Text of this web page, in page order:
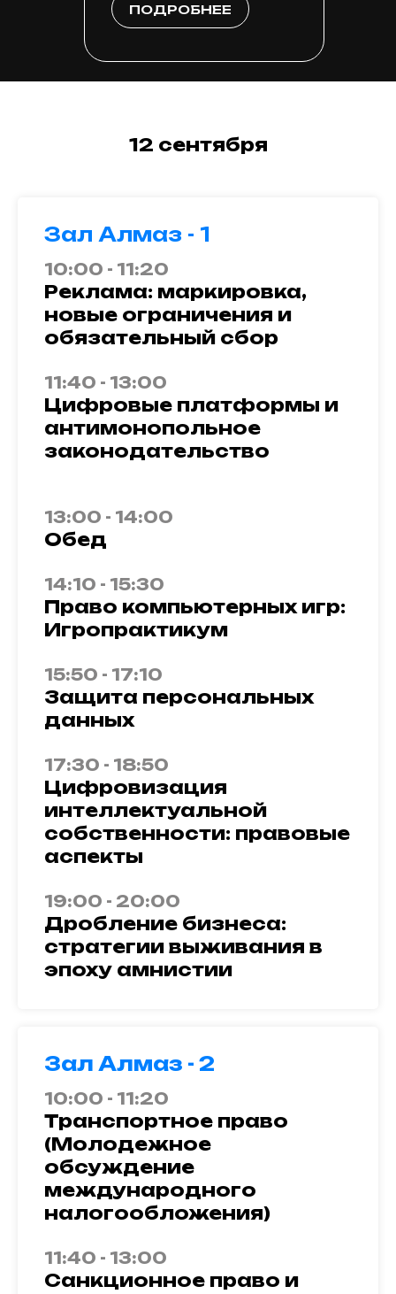
ПОДРОБНЕЕ
12 сентября
Зал Алмаз - 1
10:00 - 11:20
Реклама: маркировка,
новые ограничения и
обязательный сбор
11:40 - 13:00
Цифровые платформы и
антимонопольное
законодательство
13:00 - 14:00
Обед
14:10 - 15:30
Право компьютерных игр:
Игропрактикум
15:50 - 17:10
Защита персональных
данных
17:30 - 18:50
Цифровизация
интеллектуальной
собственности: правовые
аспекты
19:00 - 20:00
Дробление бизнеса:
стратегии выживания в
эпоху амнистии
Зал Алмаз - 2
10:00 - 11:20
Транспортное право
(Молодежное
обсуждение
международного
налогообложения)
11:40 - 13:00
Санкционное право и